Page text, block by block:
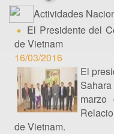
Actividades
El Presidente del
de Vietnam
16/03/2016
El
de Vietnam.